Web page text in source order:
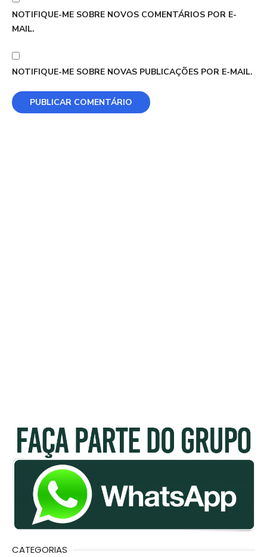
NOTIFIQUE-ME SOBRE NOVOS COMENTÁRIOS POR E-
MAIL.
NOTIFIQUE-ME SOBRE NOVAS PUBLICAÇÕES POR E-MAIL.
CATEGORIAS